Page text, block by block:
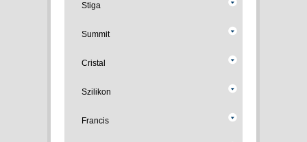
Stiga
Summit
Cristal
Szilikon
Francis